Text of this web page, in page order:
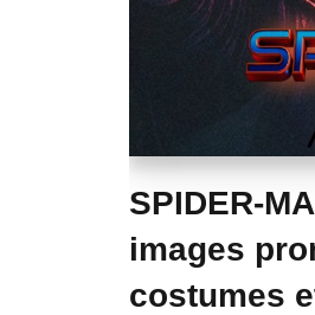
SPIDER-
images
costumes